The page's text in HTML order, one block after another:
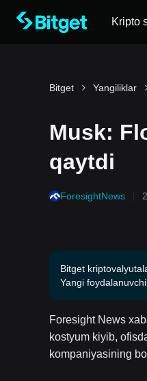
Kripto
Bitget Yangiliklar
Musk:
qaytdi
ForesightNews
Bitget
Yangi
Foresight News
kostyum kiyib,
kompaniyasining